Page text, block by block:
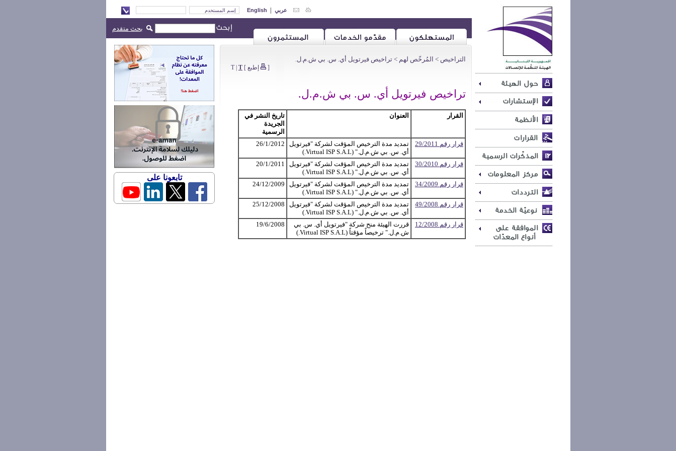
عربي |
English
التراخيص > المُرخّص لهم > تراخيص فيرتويل أي. س. بي ش.م.ل.
[ إطبع ]
T| T
تراخيص فيرتويل أي. س. بي ش.م.ل.
القرار العنوان
تاريخ النشر في
الجريدة
الرسمية
قرار رقم 29/2011
تمديد مدة الترخيص المؤقت لشركة "فيرتويل
أي. س. بي ش.م.ل." (Virtual ISP S.A.L.)
26/1/2012
قرار رقم 30/2010
تمديد مدة الترخيص المؤقت لشركة "فيرتويل
أي. س. بي ش.م.ل." (Virtual ISP S.A.L.)
20/1/2011
قرار رقم 34/2009
تمديد مدة الترخيص المؤقت لشركة "فيرتويل
أي. س. بي ش.م.ل." (Virtual ISP S.A.L.)
24/12/2009
قرار رقم 49/2008
تمديد مدة الترخيص المؤقت لشركة "فيرتويل
أي. س. بي ش.م.ل." (Virtual ISP S.A.L.)
25/12/2008
قرار رقم 12/2008
قررت الهيئة منح شركة "فيرتويل أي. س. بي
ش.م.ل." ترخيصاً مؤقتاً (Virtual ISP S.A.L.)
19/6/2008
بحث متقدم
تابعونا على